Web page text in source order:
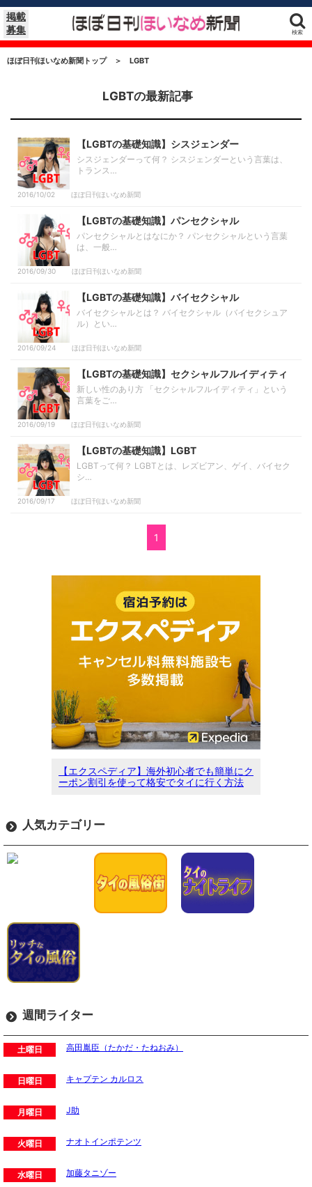
掲載
募集
検索
ほぼ日刊ほいなめ新聞トップ ＞ LGBT
LGBTの最新記事
【LGBTの基礎知識】シスジェンダー
シスジェンダーって何？ シスジェンダーという言葉は、
トランス…
2016/10/02 ほぼ日刊ほいなめ新聞
【LGBTの基礎知識】パンセクシャル
パンセクシャルとはなにか？ パンセクシャルという言葉
は、一般…
2016/09/30 ほぼ日刊ほいなめ新聞
【LGBTの基礎知識】バイセクシャル
バイセクシャルとは？ バイセクシャル（バイセクシュア
ル）とい…
2016/09/24 ほぼ日刊ほいなめ新聞
【LGBTの基礎知識】セクシャルフルイディティ
新しい性のあり方 「セクシャルフルイディティ」という
言葉をご…
2016/09/19 ほぼ日刊ほいなめ新聞
【LGBTの基礎知識】LGBT
LGBTって何？ LGBTとは、レズビアン、ゲイ、バイセク
シ…
2016/09/17 ほぼ日刊ほいなめ新聞
1
【エクスペディア】海外初心者でも簡単にク
ーポン割引を使って格安でタイに行く方法
人気カテゴリー
週間ライター
土曜日 高田胤臣（たかだ・たねおみ）
日曜日 キャプテン カルロス
月曜日 J助
火曜日 ナオトインポテンツ
水曜日 加藤タニゾー